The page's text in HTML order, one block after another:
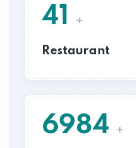
41 +
Restaurant
6984 +